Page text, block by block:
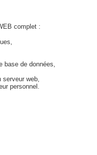
complet :
base de données,
serveur web,
personnel.